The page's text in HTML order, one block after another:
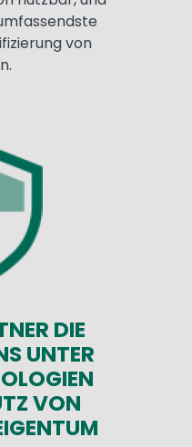
von
DIE
UNTER
VON